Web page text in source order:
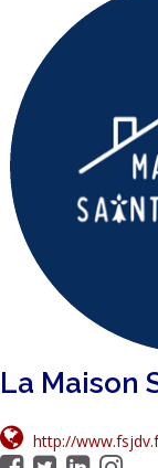
La Maison
http://